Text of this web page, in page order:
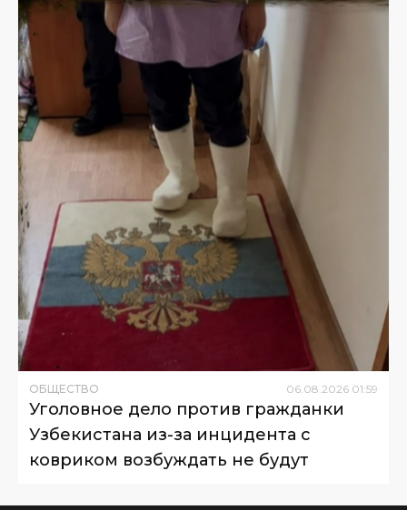
ОБЩЕСТВО 06.08.2026 01:59
Уголовное дело против гражданки
Узбекистана из-за инцидента с
ковриком возбуждать не будут